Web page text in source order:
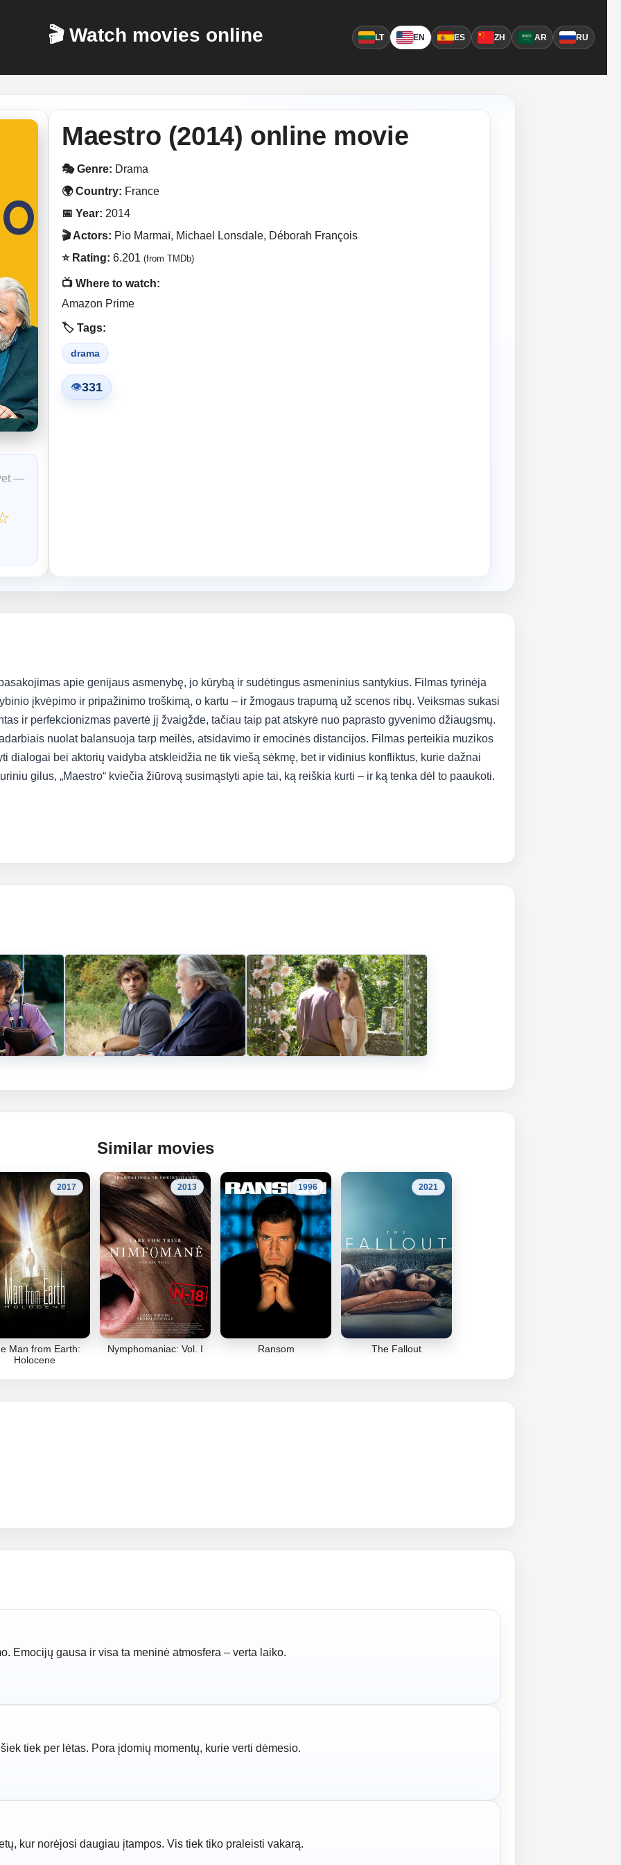
🎬 Watch movies online LT EN ES ZH AR RU
—
Maestro (2014) online movie
🎭 Genre: Drama
🌍 Country: France
📅 Year: 2014
🎬 Actors: Pio Marmaï, Michael Lonsdale, Déborah François
⭐ Rating: 6.201 (from TMDb)
📺 Where to watch:
Amazon Prime
🏷️ Tags:
drama
👁331
apie genijaus asmenybę, jo kūrybą ir sudėtingus asmeninius santykius. Filmas tyrinėja
įkvėpimo ir pripažinimo troškimą, o kartu – ir žmogaus trapumą už scenos ribų. Veiksmas sukasi
ir perfekcionizmas pavertė jį žvaigžde, tačiau taip pat atskyrė nuo paprasto gyvenimo džiaugsmų.
nuolat balansuoja tarp meilės, atsidavimo ir emocinės distancijos. Filmas perteikia muzikos
dialogai bei aktorių vaidyba atskleidžia ne tik viešą sėkmę, bet ir vidinius konfliktus, kurie dažnai
gilus, „Maestro“ kviečia žiūrovą susimąstyti apie tai, ką reiškia kurti – ir ką tenka dėl to paaukoti.
Similar movies
2017
Man from Earth:
Holocene
2013
Nymphomaniac: Vol. I
1996
Ransom
2021
The Fallout
Emocijų gausa ir visa ta meninė atmosfera – verta laiko.
tiek per lėtas. Pora įdomių momentų, kurie verti dėmesio.
kur norėjosi daugiau įtampos. Vis tiek tiko praleisti vakarą.